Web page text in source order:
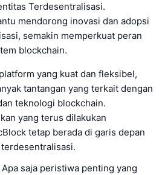
Terdesentralisasi.
mendorong inovasi dan adopsi
semakin memperkuat peran
blockchain.
yang kuat dan fleksibel,
tantangan yang terkait dengan
teknologi blockchain.
yang terus dilakukan
tetap berada di garis depan
saja peristiwa penting yang